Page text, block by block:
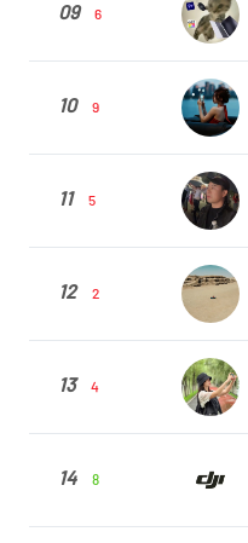
09 6
10 9
11 5
12 2
13 4
14 8